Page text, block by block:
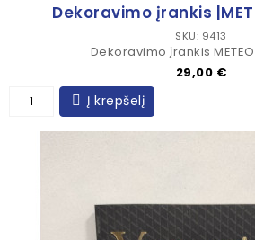
Dekoravimo įrankis
SKU: 9413
Dekoravimo įrankis
Kaina
29,00 €
Į krepšelį